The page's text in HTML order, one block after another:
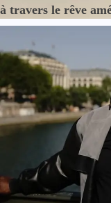
à travers le rêve